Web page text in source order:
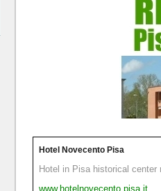
Hotel Novecento Pisa
Hotel in Pisa historical center
www.hotelnovecento.pisa.it